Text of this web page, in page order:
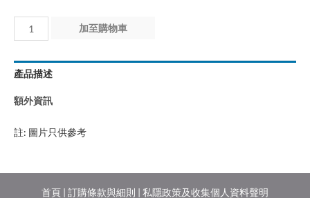
1
天
(18/6/2026)
數
加至購物車
產品描述
額外資訊
註: 圖片只供參考
首頁 訂購條款與細則 私隱政策及收集個人資料聲明